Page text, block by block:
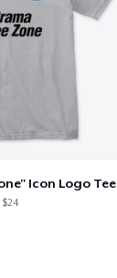
Icon Logo Tee
$24